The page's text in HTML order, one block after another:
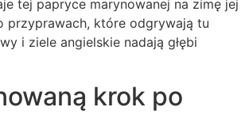
tej papryce marynowanej na zimę jej
przyprawach, które odgrywają tu
i ziele angielskie nadają głębi
krok po